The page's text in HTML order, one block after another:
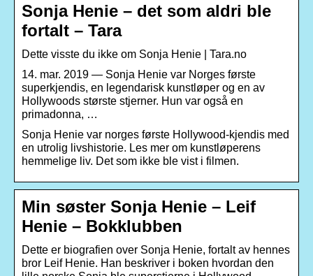
Sonja Henie – det som aldri ble
fortalt – Tara
Dette visste du ikke om Sonja Henie | Tara.no
14. mar. 2019 — Sonja Henie var Norges første
superkjendis, en legendarisk kunstløper og en av
Hollywoods største stjerner. Hun var også en
primadonna, …
Sonja Henie var norges første Hollywood-kjendis med
en utrolig livshistorie. Les mer om kunstløperens
hemmelige liv. Det som ikke ble vist i filmen.
Min søster Sonja Henie – Leif
Henie – Bokklubben
Dette er biografien over Sonja Henie, fortalt av hennes
bror Leif Henie. Han beskriver i boken hvordan den